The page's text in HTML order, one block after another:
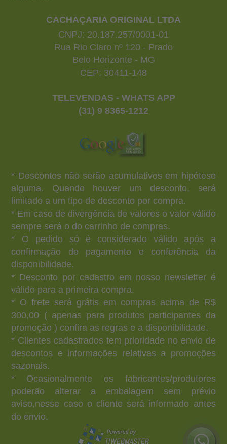
CACHAÇARIA ORIGINAL LTDA
CNPJ: 20.187.257/0001-01
Rua Rio Claro nº 120 - Prado
Belo Horizonte - MG
CEP: 30411-148
TELEVENDAS - WHATS APP
(31) 9 8365-1212
* Descontos não serão acumulativos em hipótese
alguma. Quando houver um desconto, será
limitado a um tipo de desconto por compra.
* Em caso de divergência de valores o valor válido
sempre será o do carrinho de compras.
* O pedido só é considerado válido após a
confirmação de pagamento e conferência da
disponibilidade.
* Desconto por cadastro em nosso newsletter é
válido para a primeira compra.
* O frete será grátis em compras acima de R$
300,00 ( apenas para produtos participantes da
promoção ) confira as regras e a disponibilidade.
* Clientes cadastrados tem prioridade no envio de
descontos e informações relativas a promoções
sazonais.
* Ocasionalmente os fabricantes/produtores
poderão alterar a embalagem sem prévio
aviso,nesse caso o cliente será informado antes
do envio.